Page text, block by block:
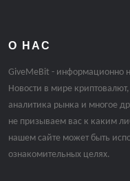
О НАС
GiveMeBit - информационно
Новости в мире
аналитика рынка и многое
не призываем вас к каким
нашем сайте может быть
ознакомительных целях.